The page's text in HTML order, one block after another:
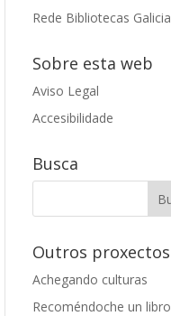
Rede Bibliotecas Galicia
Sobre esta web
Aviso Legal
Accesibilidade
Busca
Outros proxectos
Achegando culturas
Recoméndoche un libro